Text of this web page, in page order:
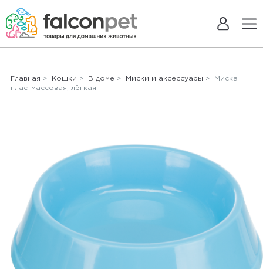
Главная > Кошки > В доме > Миски и аксессуары > Миска
пластмассовая, лёгкая